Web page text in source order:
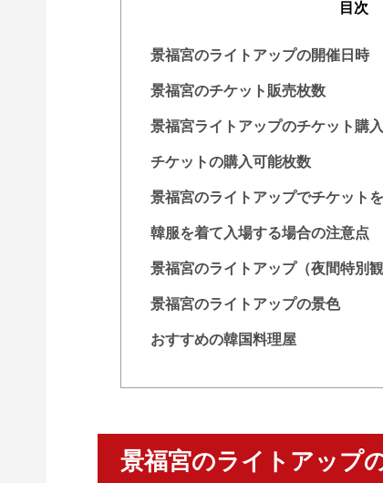
目次
景福宮のライトアップの開催日時
景福宮のチケット販売枚数
景福宮ライトアップのチケット購
チケットの購入可能枚数
景福宮のライトアップでチケット
韓服を着て入場する場合の注意点
景福宮のライトアップ（夜間特別
景福宮のライトアップの景色
おすすめの韓国料理屋
景福宮のライトアップ